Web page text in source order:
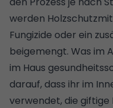
werden
Fungizide oder ein
beigemengt. Was im
im Haus
darauf, dass ihr im
verwendet, die